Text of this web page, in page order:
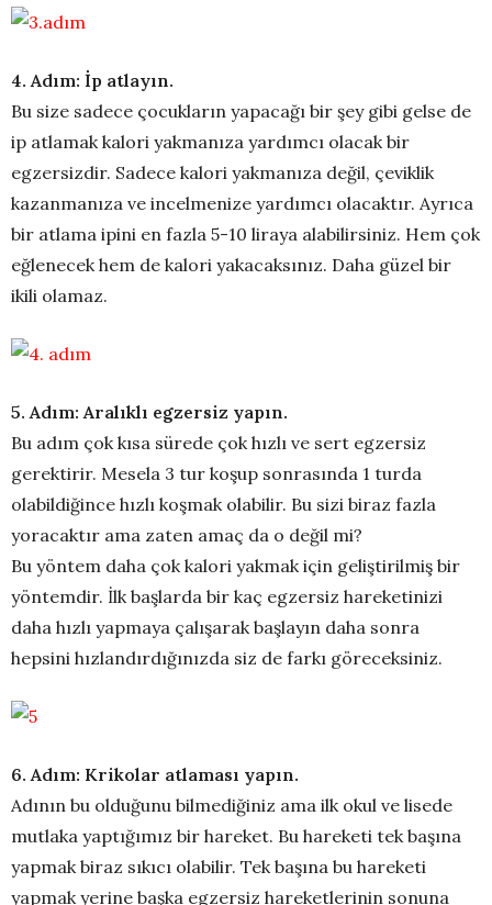
4. Adım: İp atlayın.
Bu size sadece çocukların yapacağı bir şey gibi gelse de
ip atlamak kalori yakmanıza yardımcı olacak bir
egzersizdir. Sadece kalori yakmanıza değil, çeviklik
kazanmanıza ve incelmenize yardımcı olacaktır. Ayrıca
bir atlama ipini en fazla 5-10 liraya alabilirsiniz. Hem çok
eğlenecek hem de kalori yakacaksınız. Daha güzel bir
ikili olamaz.
5. Adım: Aralıklı egzersiz yapın.
Bu adım çok kısa sürede çok hızlı ve sert egzersiz
gerektirir. Mesela 3 tur koşup sonrasında 1 turda
olabildiğince hızlı koşmak olabilir. Bu sizi biraz fazla
yoracaktır ama zaten amaç da o değil mi?
Bu yöntem daha çok kalori yakmak için geliştirilmiş bir
yöntemdir. İlk başlarda bir kaç egzersiz hareketinizi
daha hızlı yapmaya çalışarak başlayın daha sonra
hepsini hızlandırdığınızda siz de farkı göreceksiniz.
6. Adım: Krikolar atlaması yapın.
Adının bu olduğunu bilmediğiniz ama ilk okul ve lisede
mutlaka yaptığımız bir hareket. Bu hareketi tek başına
yapmak biraz sıkıcı olabilir. Tek başına bu hareketi
yapmak yerine başka egzersiz hareketlerinin sonuna